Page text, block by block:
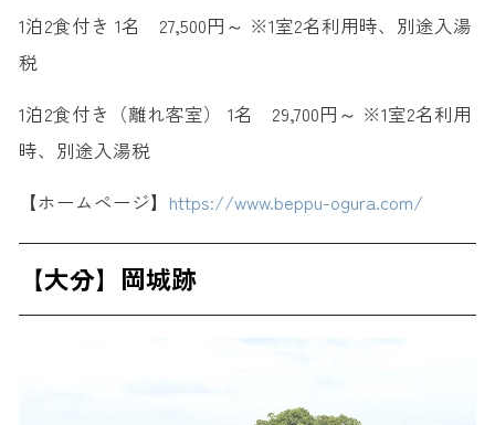
1泊2食付き 1名 27,500円～ ※1室2名利用時、別途入湯
税
1泊2食付き（離れ客室） 1名 29,700円～ ※1室2名利用
時、別途入湯税
【ホームページ】 https://www.beppu-ogura.com/
【大分】岡城跡